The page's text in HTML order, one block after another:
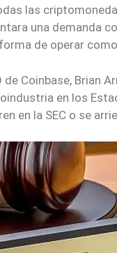
las
una demanda
de operar
de Coinbase, Brian
en los
en la SEC o se